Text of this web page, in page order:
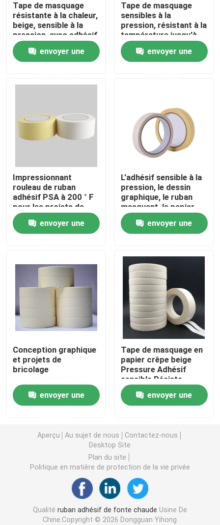
Aperçu
Produits
Vidéos
A propos de nous
Contrôle de la qualité
Contact
ruban adhésif de fonte chaude
Ruban adhésif de tapis
double bande dégrossie de mousse
Ruban adhésif de libération de bout droit
Blocs chauds de fonte
Plat flexographique montant des bandes
Ruban de transfert adhésif
Ruban adhésif démontable
Tape de masquage
résistante à la chaleur,
beige, sensible à la
pression, avec adhésif
à faible charge
envoyer une
Tape de masquage
sensibles à la
pression, résistant à la
température jusqu'à
200°F
envoyer une
Impressionnant
rouleau de ruban
adhésif PSA à 200 ° F
pour les projets de
conception graphique
/ bricolageenvoyer une
L'adhésif sensible à la
pression, le dessin
graphique, le ruban
masquant, le papier
crêpe 30 mm, le
rouleau 20 m.
envoyer une
Conception graphique
et projets de
bricolage
envoyer une
Tape de masquage en
papier crêpe beige
Pressure Adhésif
sensible Résiste
jusqu'à 200°F Aucune
résistance aux UV
envoyer une
Aperçu Au sujet de nous
Contactez-nous
Desktop Site
Plan du site
Politique en matière de protection de la vie privée
Qualité ruban adhésif de fonte chaude Usine De
Chine.Copyright © 2026 Dongguan Yihong